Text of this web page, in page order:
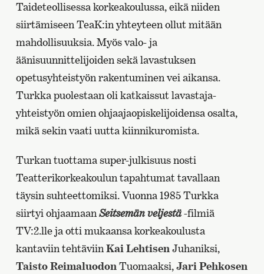
Taideteollisessa korkeakoulussa, eikä niiden
siirtämiseen TeaK:in yhteyteen ollut mitään
mahdollisuuksia. Myös valo- ja
äänisuunnittelijoiden sekä lavastuksen
opetusyhteistyön rakentuminen vei aikansa.
Turkka puolestaan oli katkaissut lavastaja-
yhteistyön omien ohjaajaopiskelijoidensa osalta,
mikä sekin vaati uutta kiinnikuromista.
Turkan tuottama super-julkisuus nosti
Teatterikorkeakoulun tapahtumat tavallaan
täysin suhteettomiksi. Vuonna 1985 Turkka
siirtyi ohjaamaan Seitsemän veljestä-filmiä
TV:2.lle ja otti mukaansa korkeakoulusta
kantaviin tehtäviin Kai Lehtisen Juhaniksi,
Taisto Reimaluodon Tuomaaksi,Jari Pehkosen